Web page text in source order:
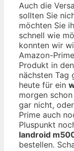
Auch die
sollten Sie
möchten Sie
schnell wie
konnten wir
Amazon-
Produkt in
nächsten Tag
heute für ein
morgen
gar nicht,
Prime auch
Pluspunkt
landroid
bestellen.